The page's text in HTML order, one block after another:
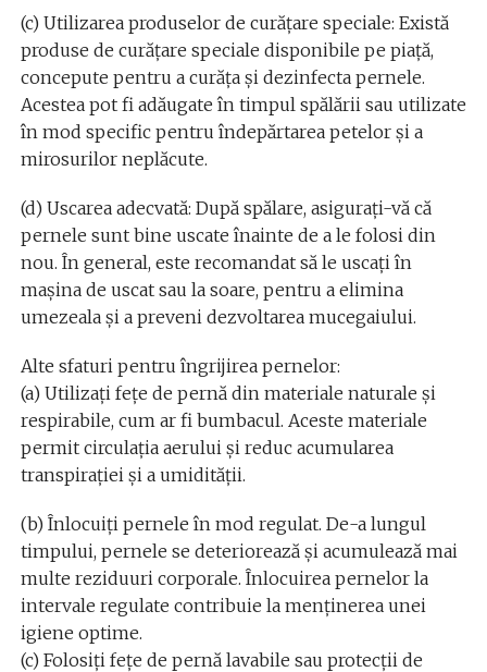
(c) Utilizarea produselor de curățare speciale: Există
produse de curățare speciale disponibile pe piață,
concepute pentru a curăța și dezinfecta pernele.
Acestea pot fi adăugate în timpul spălării sau utilizate
în mod specific pentru îndepărtarea petelor și a
mirosurilor neplăcute.
(d) Uscarea adecvată: După spălare, asigurați-vă că
pernele sunt bine uscate înainte de a le folosi din
nou. În general, este recomandat să le uscați în
mașina de uscat sau la soare, pentru a elimina
umezeala și a preveni dezvoltarea mucegaiului.
Alte sfaturi pentru îngrijirea pernelor:
(a) Utilizați fețe de pernă din materiale naturale și
respirabile, cum ar fi bumbacul. Aceste materiale
permit circulația aerului și reduc acumularea
transpirației și a umidității.
(b) Înlocuiți pernele în mod regulat. De-a lungul
timpului, pernele se deteriorează și acumulează mai
multe reziduuri corporale. Înlocuirea pernelor la
intervale regulate contribuie la menținerea unei
igiene optime.
(c) Folosiți fețe de pernă lavabile sau protecții de